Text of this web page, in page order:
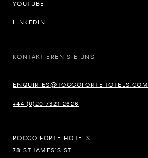
YOUTUBE
LINKEDIN
KONTAKTIEREN SIE UNS
ENQUIRIES@ROCCOFORTEHOTELS.COM
+44 (0)20 7321 2626
ROCCO FORTE HOTELS
78 ST JAMES’S ST